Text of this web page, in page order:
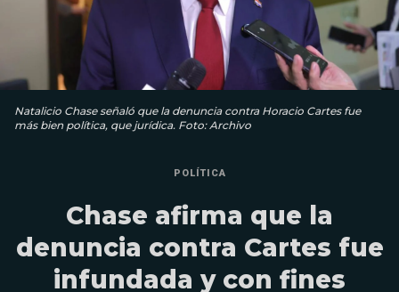
Natalicio Chase señaló que la denuncia contra Horacio Cartes fue
más bien política, que jurídica. Foto: Archivo
POLÍTICA
Chase afirma que la
denuncia contra Cartes fue
infundada y con fines